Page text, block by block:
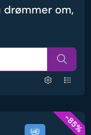
om,
-85%